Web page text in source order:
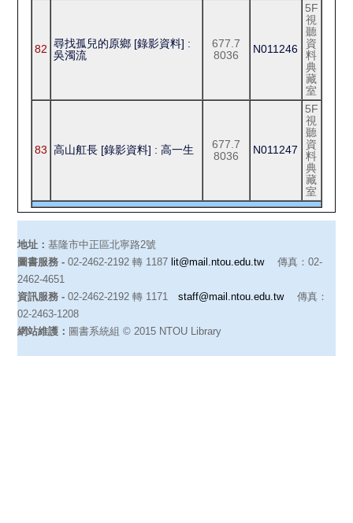
82 尋找孤兒的原鄉 [錄影資料] :
吳濁流
677.7
8036
N011246
5F
視
聽
資
料
典
藏
室
83 高山舡長 [錄影資料] : 高一生
677.7
8036
N011247
5F
視
聽
資
料
典
藏
室
地址：基隆市中正區北寧路2號
圖書服務 -02-2462-2192 轉 1187 lit@mail.ntou.edu.tw傳真：02-
2462-4651
資訊服務 -02-2462-2192 轉 1171staff@mail.ntou.edu.tw傳真：
02-2463-1208
網站維護： 圖書系統組 © 2015 NTOU Library